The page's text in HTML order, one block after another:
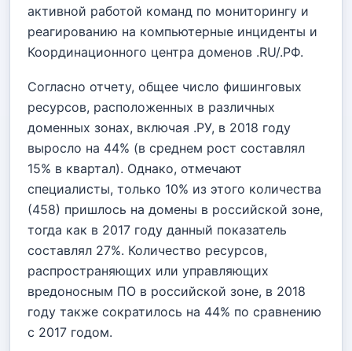
активной работой команд по мониторингу и
реагированию на компьютерные инциденты и
Координационного центра доменов .RU/.РФ.
Согласно отчету, общее число фишинговых
ресурсов, расположенных в различных
доменных зонах, включая .РУ, в 2018 году
выросло на 44% (в среднем рост составлял
15% в квартал). Однако, отмечают
специалисты, только 10% из этого количества
(458) пришлось на домены в российской зоне,
тогда как в 2017 году данный показатель
составлял 27%. Количество ресурсов,
распространяющих или управляющих
вредоносным ПО в российской зоне, в 2018
году также сократилось на 44% по сравнению
с 2017 годом.